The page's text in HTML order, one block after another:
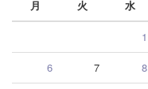
月
火 水
1
6 7 8